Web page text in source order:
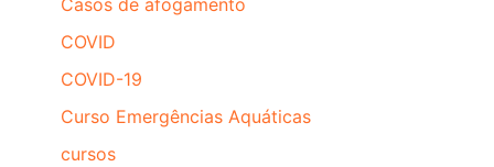
Casos de afogamento
COVID
COVID-19
Curso Emergências Aquáticas
cursos